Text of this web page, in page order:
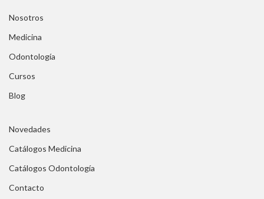
Nosotros
Medicina
Odontología
Cursos
Blog
Novedades
Catálogos Medicina
Catálogos Odontología
Contacto